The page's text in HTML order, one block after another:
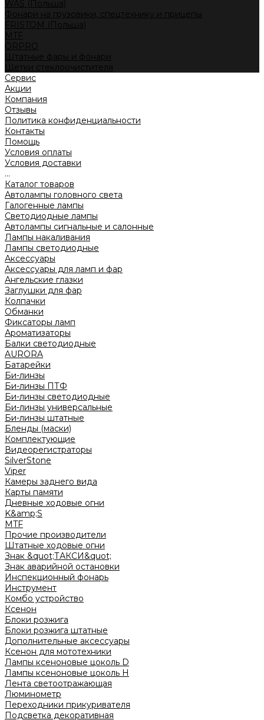
WAS (Польша)
Фонари на грузовики, спецтехнику и прицепы
FRISTOM (Польша)
MTF
ORPRO
Штатные фары и фонари
Щетки стеклоочистителя
Сервис
Акции
Компания
Отзывы
Политика конфиденциальности
Контакты
Помощь
Условия оплаты
Условия доставки
...
Каталог товаров
Автолампы головного света
Галогенные лампы
Светодиодные лампы
Автолампы сигнальные и салонные
Лампы накаливания
Лампы светодиодные
Аксессуары
Аксессуары для ламп и фар
Ангельские глазки
Заглушки для фар
Колпачки
Обманки
Фиксаторы ламп
Ароматизаторы
Балки светодиодные
AURORA
Батарейки
Би-линзы
Би-линзы ПТФ
Би-линзы светодиодные
Би-линзы универсальные
Би-линзы штатные
Бленды (маски)
Комплектующие
Видеорегистраторы
SilverStone
Viper
Камеры заднего вида
Карты памяти
Дневные ходовые огни
K&amp;S
MTF
Прочие производители
Штатные ходовые огни
Знак &quot;ТАКСИ&quot;
Знак аварийной остановки
Инспекционный фонарь
Инструмент
Комбо устройство
Ксенон
Блоки розжига
Блоки розжига штатные
Дополнительные аксессуары
Ксенон для мототехники
Лампы ксеноновые цоколь D
Лампы ксеноновые цоколь H
Лента светоотражающая
Люминометр
Переходники прикуривателя
Подсветка декоративная